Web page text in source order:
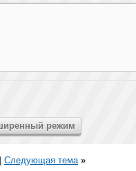
Следующая тема »